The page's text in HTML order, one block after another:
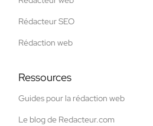
Rédacteur SEO
Rédaction web
Ressources
Guides pour la rédaction web
Le blog de Redacteur.com